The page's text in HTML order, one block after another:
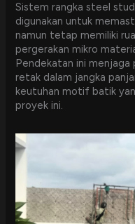
Sistem rangka steel
digunakan untuk
namun tetap memiliki
pergerakan mikro
Pendekatan ini
retak dalam jangka
keutuhan motif batik
proyek ini.